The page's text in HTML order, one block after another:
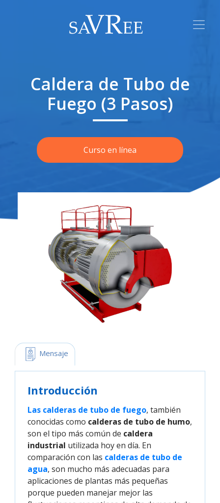
Caldera de Tubo de
Fuego (3 Pasos)
Curso en línea
Mensaje
Introducción
Las calderas de tubo de fuego, también
conocidas como calderas de tubo de humo,
son el tipo más común de caldera
industrial utilizada hoy en día. En
comparación con las calderas de tubo de
agua, son mucho más adecuadas para
aplicaciones de plantas más pequeñas
porque pueden manejar mejor las